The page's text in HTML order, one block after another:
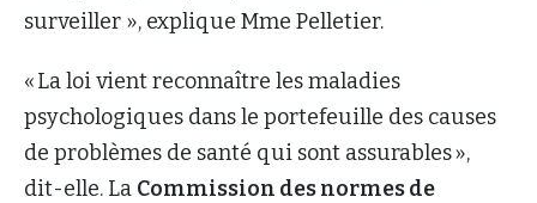
surveiller », explique Mme Pelletier.
« La loi vient reconnaître les maladies
psychologiques dans le portefeuille des causes
de problèmes de santé qui sont assurables »,
dit-elle. La Commission des normes de